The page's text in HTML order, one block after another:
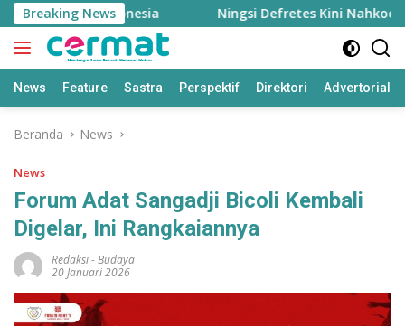
Langsung
ke
konten
Breaking News
di Indonesia Ningsi Defretes Kini Nahkodai
News Feature Sastra Perspektif Direktori Advertorial
Beranda News
News
Forum Adat Sangadji Bicoli Kembali
Digelar, Ini Rangkaiannya
Redaksi-Budaya
20 Januari 2026